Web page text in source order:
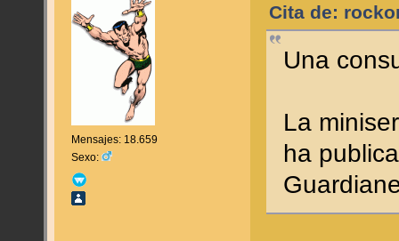
Mensajes: 18.659
Sexo:
Cita de:
Una
La
ha